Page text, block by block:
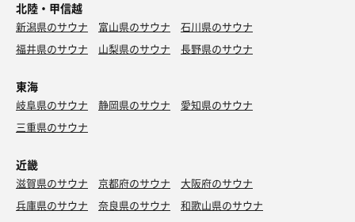
北陸・甲信越
新潟県のサウナ 富山県のサウナ
石川県のサウナ
福井県のサウナ
山梨県のサウナ 長野県のサウナ
東海
岐阜県のサウナ 静岡県のサウナ
愛知県のサウナ
三重県のサウナ
近畿
滋賀県のサウナ 京都府のサウナ
大阪府のサウナ
兵庫県のサウナ
奈良県のサウナ 和歌山県のサウナ